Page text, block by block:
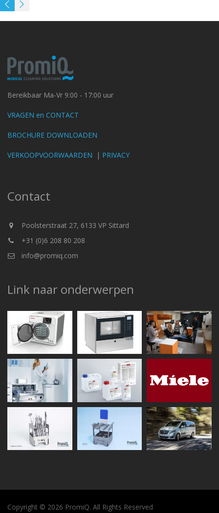
Bereikbaar Ma-Vr 9:00 - 17:00 uur
VRAGEN en CONTACT
BROCHURE DOWNLOADEN
VERKOOPVOORWAARDEN | PRIVACY
Contact
Poolsterstraat 27, 6133 VP Sittard
+31 (0)6 208 80 208
info@promiq.com
Link naar onderwerpen
Copyright © 2026 PromiQ. All Rights Reserved